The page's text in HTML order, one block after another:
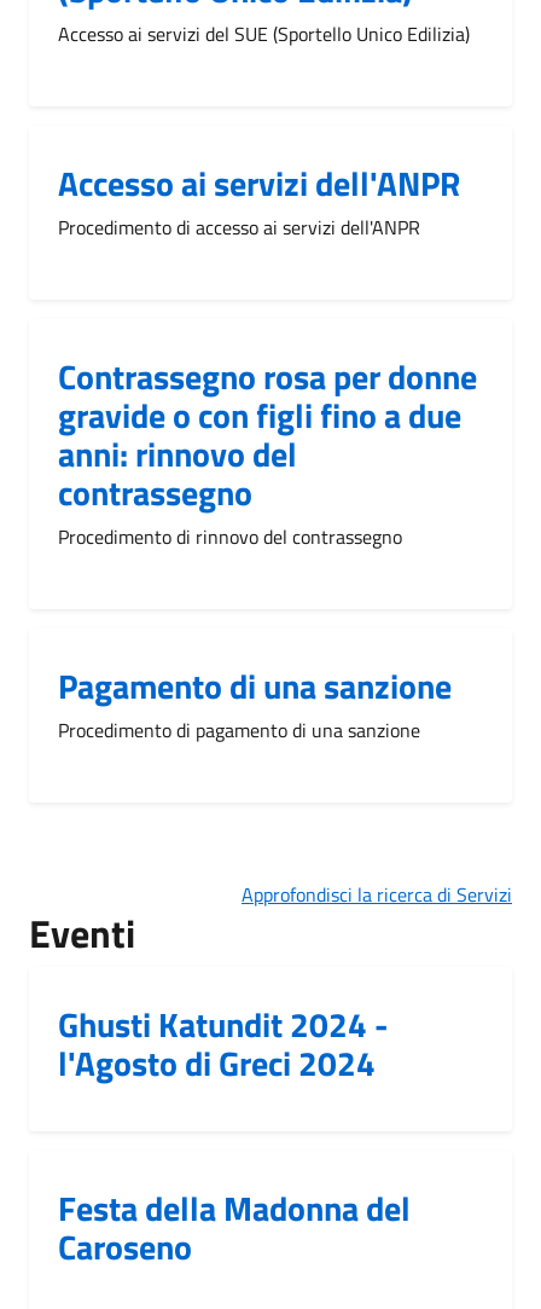
Accesso ai servizi del SUE (Sportello Unico Edilizia)
Accesso ai servizi dell'ANPR
Procedimento di accesso ai servizi dell'ANPR
Contrassegno rosa per donne
gravide o con figli fino a due
anni: rinnovo del
contrassegno
Procedimento di rinnovo del contrassegno
Pagamento di una sanzione
Procedimento di pagamento di una sanzione
Approfondisci la ricerca di Servizi
Eventi
Ghusti Katundit 2024 -
l'Agosto di Greci 2024
Festa della Madonna del
Caroseno